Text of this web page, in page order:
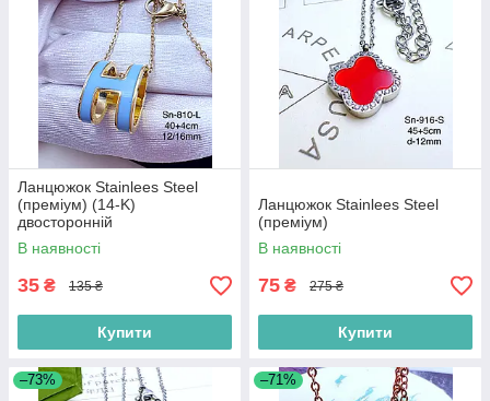
Ланцюжок Stainlees Steel
(преміум) (14-K)
двосторонній
В наявності
35 ₴ 135 ₴
Купити
Ланцюжок Stainlees Steel
(преміум)
В наявності
75 ₴ 275 ₴
Купити
–73% –71%